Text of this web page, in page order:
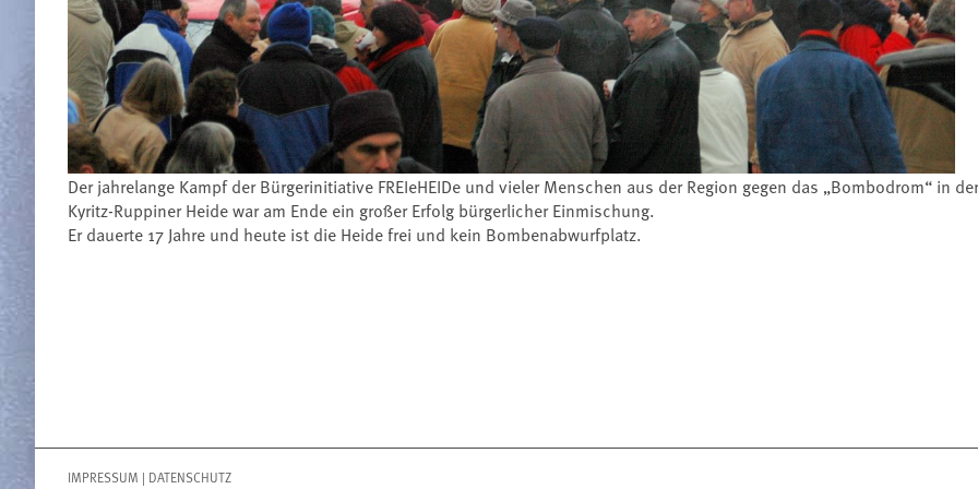
Der jahrelange Kampf der Bürgerinitiative FREIeHEIDe und vieler Menschen aus der Region gegen das „Bombodrom“ in der
Kyritz-Ruppiner Heide war am Ende ein großer Erfolg bürgerlicher Einmischung.
Er dauerte 17 Jahre und heute ist die Heide frei und kein Bombenabwurfplatz.
IMPRESSUM | DATENSCHUTZ